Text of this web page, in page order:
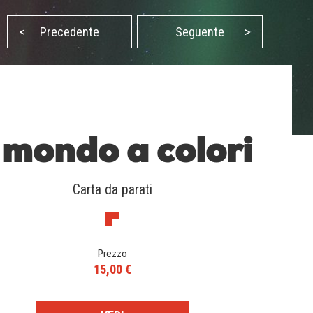
< Precedente Seguente >
a colori
Carta da parati
Prezzo
15,00 €